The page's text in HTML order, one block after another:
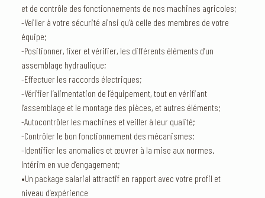
et de contrôle des fonctionnements de nos machines agricoles;
-Veiller à votre sécurité ainsi qu’à celle des membres de votre
équipe;
-Positionner, fixer et vérifier, les différents éléments d’un
assemblage hydraulique;
-Effectuer les raccords électriques;
-Vérifier l’alimentation de l’équipement, tout en vérifiant
l’assemblage et le montage des pièces, et autres éléments;
-Autocontrôler les machines et veiller à leur qualité;
-Contrôler le bon fonctionnement des mécanismes;
-Identifier les anomalies et œuvrer à la mise aux normes.
Intérim en vue d’engagement;
•Un package salarial attractif en rapport avec votre profil et
niveau d’expérience